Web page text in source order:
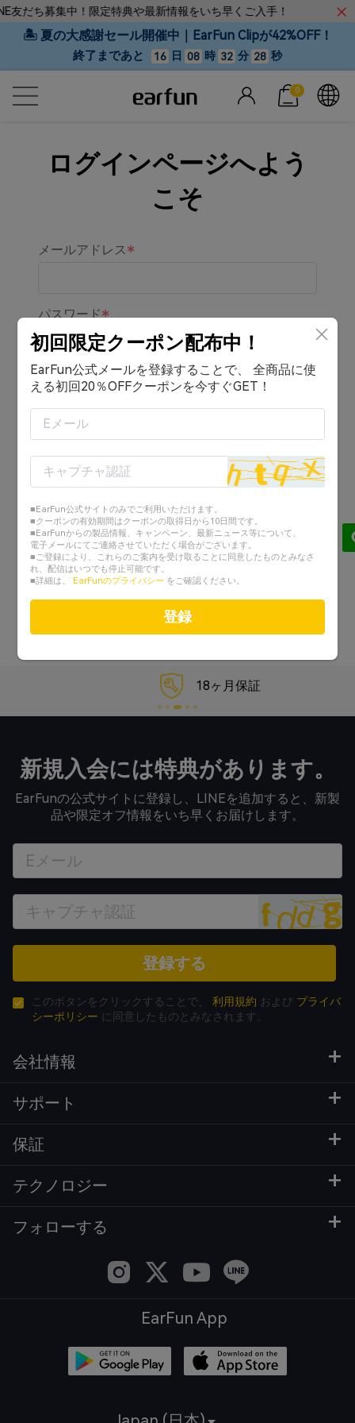
友だち募集中！限定特典や最新情報をいち早くご入手！
🏝 夏の大感謝セール開催中｜EarFun Clipが42%OFF！
終了まであと 16 日 08 時 32 分 27 秒
0
ログインページへよう
こそ
メールアドレス
パスワード
ログイン状態を保持する
ログイン
または
アカウントを作成する
Googleでログイン
Facebookでログイン
18ヶ月保証
新規入会には特典があります。
EarFunの公式サイトに登録し、LINEを追加すると、新製
品や限定オフ情報をいち早くお届けします。
登録する
このボタンをクリックすることで、 利用規約 および プライバ
シーポリシー に同意したものとみなされます。
会社情報
サポート
保証
テクノロジー
フォローする
EarFun App
初回限定クーポン配布中！
EarFun公式メールを登録することで、 全商品に使
える初回20％OFFクーポンを今すぐGET！
■EarFun公式サイトのみでご利用いただけます。
■クーポンの有効期間はクーポンの取得日から10日間です。
■EarFunからの製品情報、キャンペーン、最新ニュース等について、
電子メールにてご連絡させていただく場合がございます。
■ご登録により、これらのご案内を受け取ることに同意したものとみなさ
れ、配信はいつでも停止可能です。
■詳細は、 EarFunのプライバシー をご確認ください。
登録